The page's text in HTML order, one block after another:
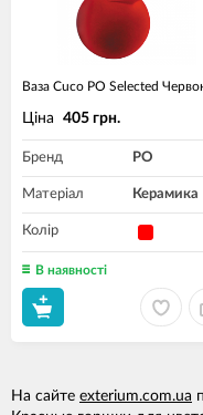
Ваза Cuco PO Selected
Ціна 405 грн.
Бренд PO
Матеріал Керамика
Колір
В наявності
На сайте exterium.com.ua